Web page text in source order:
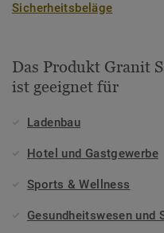
Sicherheitsbeläge
Das Produkt Granit
ist geeignet für
Ladenbau
Hotel und Gastgewerbe
Sports & Wellness
Gesundheitswesen und